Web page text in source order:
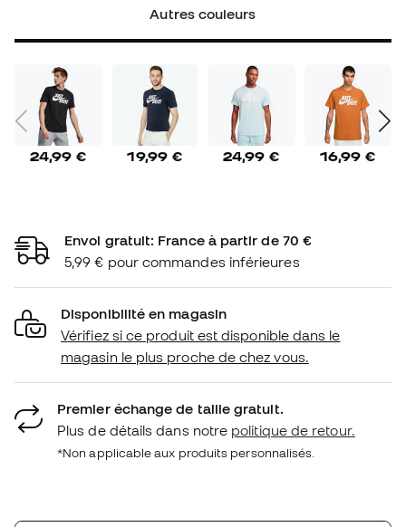
Autres couleurs
24,99 € 19,99 € 24,99 € 16,99 €
Envoi gratuit: France à partir de 70 €
5,99 € pour commandes inférieures
Disponibilité en magasin
Vérifiez si ce produit est disponible dans le
magasin le plus proche de chez vous.
Premier échange de taille gratuit.
Plus de détails dans notre politique de retour.
*Non applicable aux produits personnalisés.